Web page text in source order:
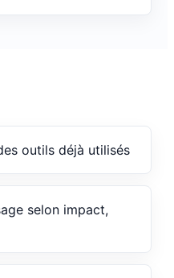
outils déjà utilisés
selon impact,